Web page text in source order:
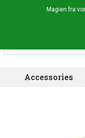
Magien fra
Accessories